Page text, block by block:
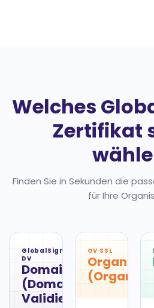
Welches
Zertifikat
Finden Sie in Sekunden die
für Ihre
GlobalSign
DV
DomainSSL
(Domain-
Validierung)
OV SSL